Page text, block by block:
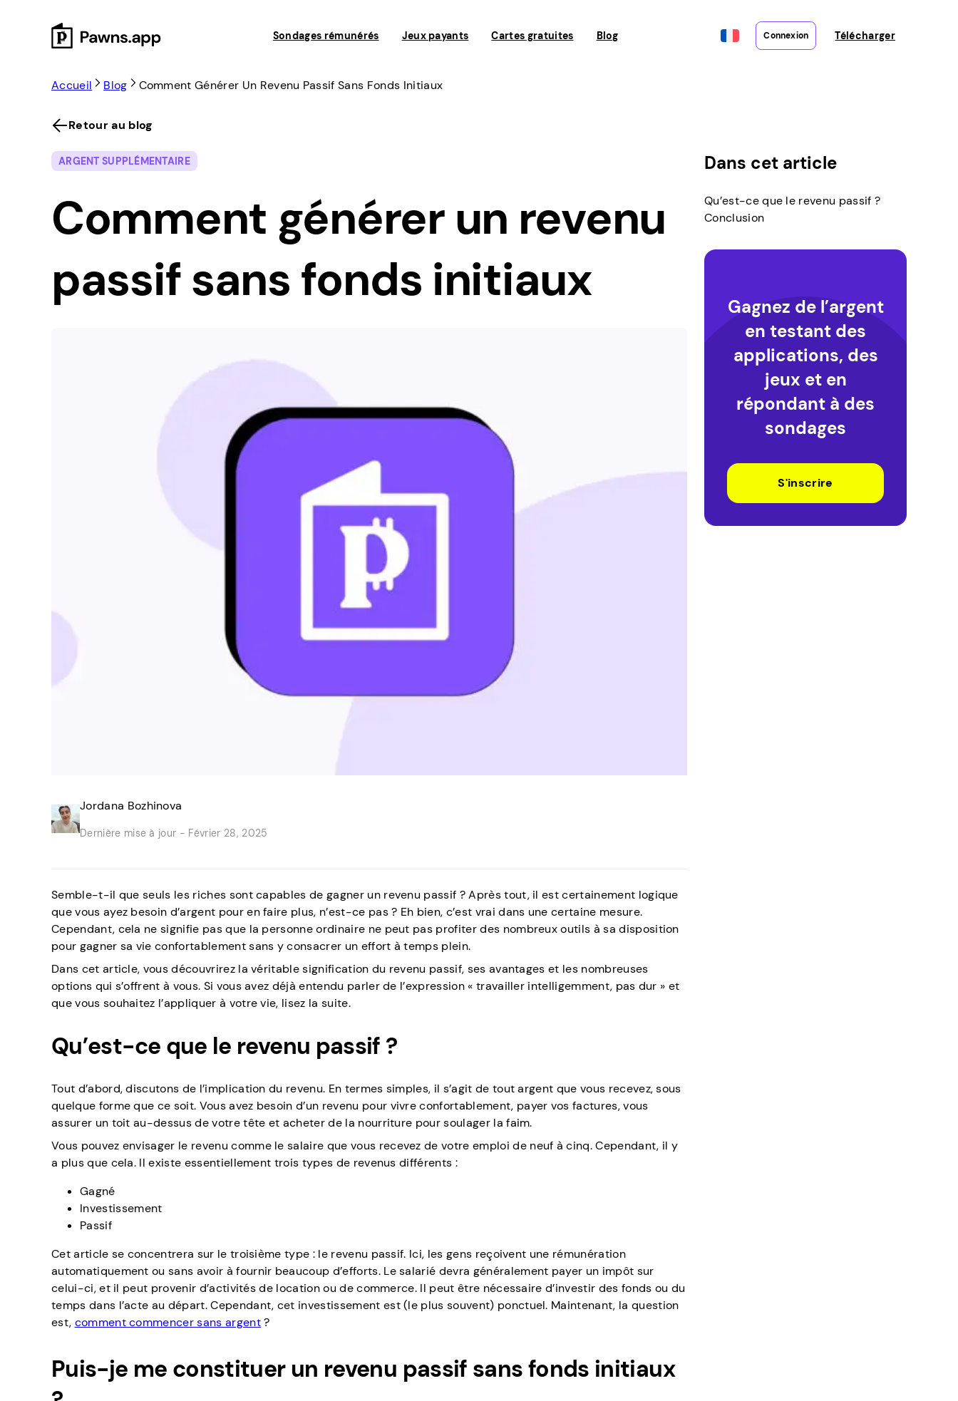
Sondages rémunérés Jeux payants Cartes gratuites Blog Connexion Télécharger
Accueil Blog Comment Générer Un Revenu Passif Sans Fonds Initiaux
Retour au blog
ARGENT SUPPLÉMENTAIRE
Comment générer un revenu
passif sans fonds initiaux
Jordana Bozhinova
Dernière mise à jour - Février 28, 2025
Semble-t-il que seuls les riches sont capables de gagner un revenu passif ? Après tout, il est certainement logique
que vous ayez besoin d’argent pour en faire plus, n’est-ce pas ? Eh bien, c’est vrai dans une certaine mesure.
Cependant, cela ne signifie pas que la personne ordinaire ne peut pas profiter des nombreux outils à sa disposition
pour gagner sa vie confortablement sans y consacrer un effort à temps plein.
Dans cet article, vous découvrirez la véritable signification du revenu passif, ses avantages et les nombreuses
options qui s’offrent à vous. Si vous avez déjà entendu parler de l’expression « travailler intelligemment, pas dur » et
que vous souhaitez l’appliquer à votre vie, lisez la suite.
Qu’est-ce que le revenu passif ?
Tout d’abord, discutons de l’implication du revenu. En termes simples, il s’agit de tout argent que vous recevez, sous
quelque forme que ce soit. Vous avez besoin d’un revenu pour vivre confortablement, payer vos factures, vous
assurer un toit au-dessus de votre tête et acheter de la nourriture pour soulager la faim.
Vous pouvez envisager le revenu comme le salaire que vous recevez de votre emploi de neuf à cinq. Cependant, il y
a plus que cela. Il existe essentiellement trois types de revenus différents :
Gagné
Investissement
Passif
Cet article se concentrera sur le troisième type : le revenu passif. Ici, les gens reçoivent une rémunération
automatiquement ou sans avoir à fournir beaucoup d’efforts. Le salarié devra généralement payer un impôt sur
celui-ci, et il peut provenir d’activités de location ou de commerce. Il peut être nécessaire d’investir des fonds ou du
temps dans l’acte au départ. Cependant, cet investissement est (le plus souvent) ponctuel. Maintenant, la question
est, comment commencer sans argent?
Puis-je me constituer un revenu passif sans fonds initiaux
Dans cet article
Qu’est-ce que le revenu passif ?
Conclusion
Gagnez de l’argent
en testant des
applications, des
jeux et en
répondant à des
sondages
S'inscrire